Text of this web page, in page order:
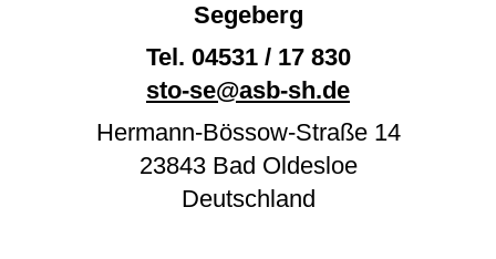
Segeberg
Tel. 04531 / 17 830
sto-se@asb-sh.de
Hermann-Bössow-Straße 14
23843 Bad Oldesloe
Deutschland